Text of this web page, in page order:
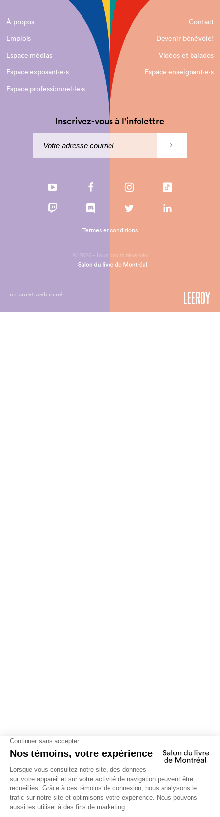
À propos
Contact
Emplois
Devenir bénévole!
Espace médias
Vidéos et balados
Espace exposant·e⋅s
Espace enseignant·e⋅s
Espace professionnel·le⋅s
Inscrivez-vous à l'infolettre
© 2026 - Tous droits réservés
Termes et conditions
un projet web signé